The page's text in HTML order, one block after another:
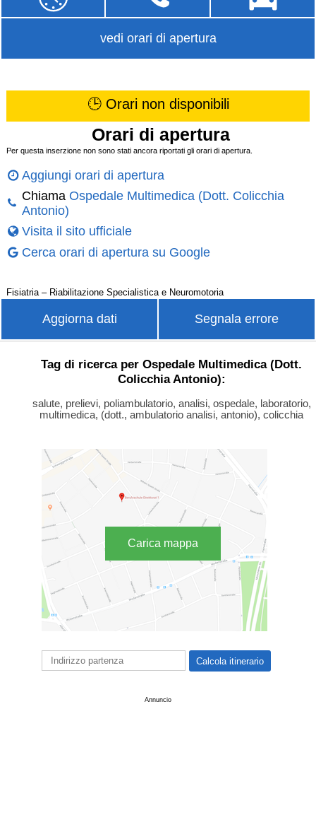
vedi orari di apertura
🕒 Orari non disponibili
Orari di apertura
Per questa inserzione non sono stati ancora riportati gli orari di apertura.
Aggiungi orari di apertura
Chiama Ospedale Multimedica (Dott. Colicchia
Antonio)
Visita il sito ufficiale
Cerca orari di apertura su Google
Fisiatria – Riabilitazione Specialistica e Neuromotoria
Aggiorna dati Segnala errore
Tag di ricerca per Ospedale Multimedica (Dott.
Colicchia Antonio):
salute, prelievi, poliambulatorio, analisi, ospedale, laboratorio,
multimedica, (dott., ambulatorio analisi, antonio), colicchia
Carica mappa
Annuncio